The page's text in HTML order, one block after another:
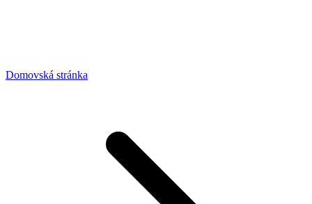
Domovská stránka